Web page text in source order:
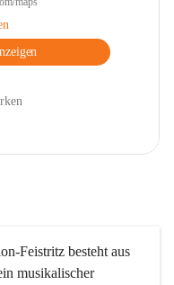
-Feistritz besteht aus
musikalischer